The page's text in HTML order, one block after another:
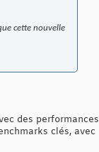
cette nouvelle
des performances
clés, avec